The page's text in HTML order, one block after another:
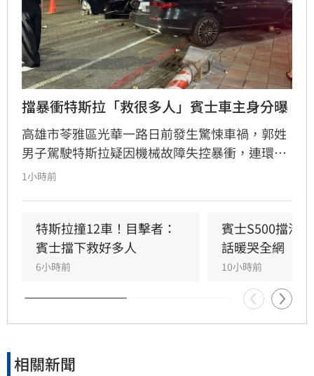
擋暴衝特斯拉「救很多人」賓士車主身分曝
高雄市苓雅區光華一路日前發生驚悚車禍，郭姓
男子駕駛特斯拉疑因機械故障失控暴衝，連環撞
擊12輛汽機車及單車，所幸僅造成3人輕傷。肇
光，竟是擁有1.4萬粉絲的網紅「超級土豆粉」，
同時也是嘉義知名甜甜圈店老闆。
1小時前
特斯拉撞12車！目擊者：
賓士擋下救好多人
6小時前
賓士S500擋浩
話暖哭全網
10小時前
相關新聞